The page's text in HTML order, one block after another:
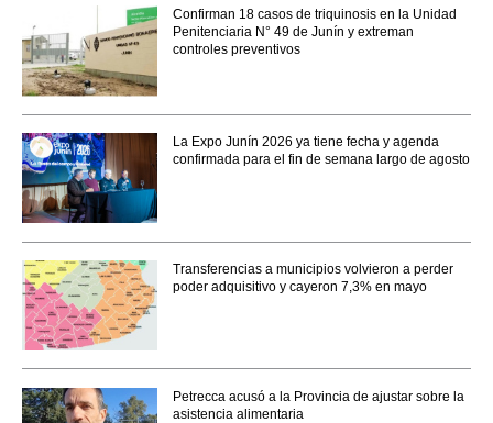
Confirman 18 casos de triquinosis en la Unidad
Penitenciaria N° 49 de Junín y extreman
controles preventivos
La Expo Junín 2026 ya tiene fecha y agenda
confirmada para el fin de semana largo de agosto
Transferencias a municipios volvieron a perder
poder adquisitivo y cayeron 7,3% en mayo
Petrecca acusó a la Provincia de ajustar sobre la
asistencia alimentaria